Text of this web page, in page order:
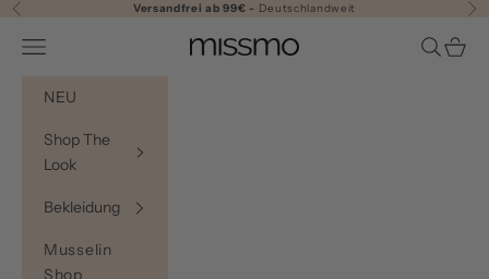
Zum Inhalt springen
Zurück Versandfrei ab 99€ - Deutschlandweit Vor
Missmo.de
Navigationsmenü öffnen Suche
NEU
Shop The
Look
Bekleidung
Musselin
Shop